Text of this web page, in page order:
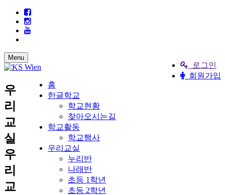
로그인
회원가입
Menu
홈
한글학교
학교현황
찾아오시는길
학교활동
학교행사
우리교실
누리반
나래반
초등 1학년
초등 2학년
우
리
교
실
우
리
교